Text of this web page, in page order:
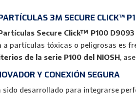
3M SECURE CLICK™
Secure Click™ P100
a partículas tóxicas o peligrosas es
de la serie P100 del NIOSH,
Y CONEXIÓN SEGURA
sido desarrollado para integrarse